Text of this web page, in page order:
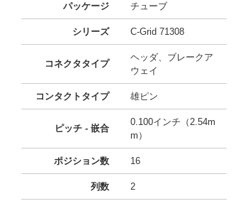
パッケージ チューブ
シリーズ C-Grid 71308
コネクタタイプ
ヘッダ、ブレークア
ウェイ
コンタクトタイプ 雄ピン
ピッチ - 嵌合
0.100インチ（2.54m
m）
ポジション数 16
列数 2